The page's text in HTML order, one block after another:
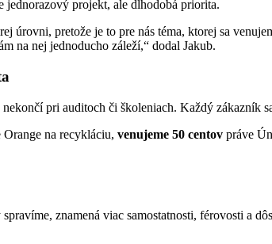
jednorazový projekt, ale dlhodobá priorita.
úrovni, pretože je to pre nás téma, ktorej sa
na nej jednoducho záleží,“ dodal Jakub.
pri auditoch či školeniach. Každý zákazník
na recykláciu, venujeme 50 centov práve
znamená viac samostatnosti, férovosti a